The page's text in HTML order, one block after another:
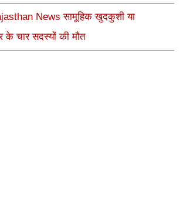
News सामूहिक खुदकुशी या
के चार सदस्यों की मौत